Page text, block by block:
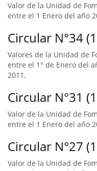
Valor de la Unidad de
entre el 1 Enero del año
Circular N°34
Valores de la Unidad de
entre el 1° de Enero del
2011.
Circular N°31
Valor de la Unidad de
entre el 1 Enero del año
Circular N°27
Valor de la Unidad de